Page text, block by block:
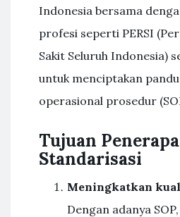
Indonesia bersama
profesi seperti PERSI
Sakit Seluruh Indonesia)
untuk menciptakan
operasional prosedur
Tujuan
Standarisasi
Meningkatkan
Dengan adanya